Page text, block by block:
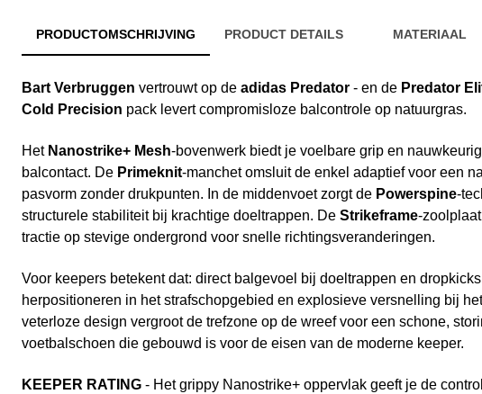
PRODUCTOMSCHRIJVING PRODUCT DETAILS MATERIAAL
Bart Verbruggen vertrouwt op de adidas Predator - en de Predator
Cold Precision pack levert compromisloze balcontrole op natuurgras.
Het Nanostrike+ Mesh-bovenwerk biedt je voelbare grip en
balcontact. De Primeknit-manchet omsluit de enkel adaptief voor een
pasvorm zonder drukpunten. In de middenvoet zorgt de Powerspine-
structurele stabiliteit bij krachtige doeltrappen. De Strikeframe-
tractie op stevige ondergrond voor snelle richtingsveranderingen.
Voor keepers betekent dat: direct balgevoel bij doeltrappen en
herpositioneren in het strafschopgebied en explosieve versnelling bij
veterloze design vergroot de trefzone op de wreef voor een schone,
voetbalschoen die gebouwd is voor de eisen van de moderne keeper.
KEEPER RATING - Het grippy Nanostrike+ oppervlak geeft je de